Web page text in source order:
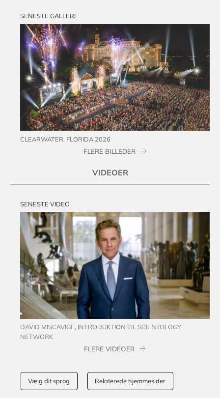
SENESTE GALLERI
CLEARWATER, FLORIDA 2026
FLERE BILLEDER
VIDEOER
SENESTE VIDEO
DAVID MISCAVIGE, INTRODUKTION TIL SCIENTOLOGY
NETWORK
FLERE VIDEOER
Vælg dit sprog Relaterede hjemmesider